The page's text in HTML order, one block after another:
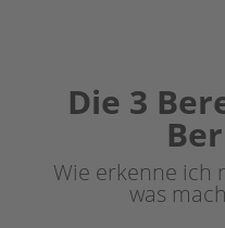
Die 3
Wie erkenne ich
was